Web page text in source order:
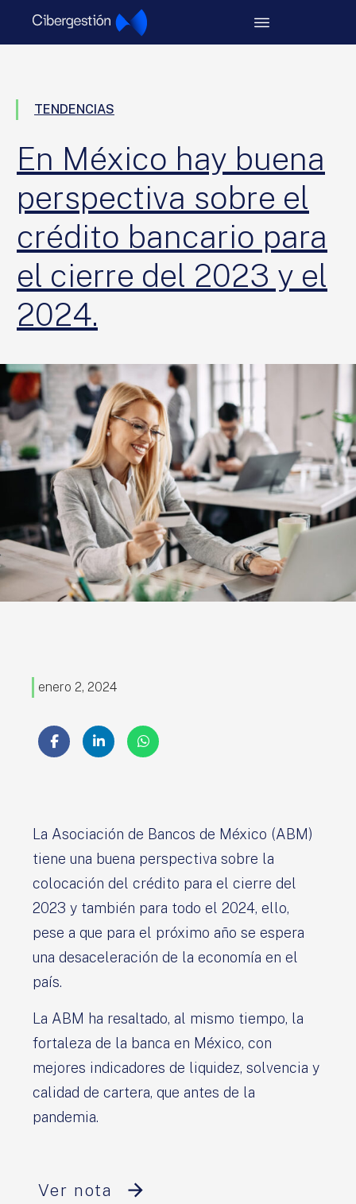
TENDENCIAS
En México hay buena
perspectiva sobre el
crédito bancario para
el cierre del 2023 y el
2024.
enero 2, 2024
La Asociación de Bancos de México (ABM)
tiene una buena perspectiva sobre la
colocación del crédito para el cierre del
2023 y también para todo el 2024, ello,
pese a que para el próximo año se espera
una desaceleración de la economía en el
país.
La ABM ha resaltado, al mismo tiempo, la
fortaleza de la banca en México, con
mejores indicadores de liquidez, solvencia y
calidad de cartera, que antes de la
pandemia.
Ver nota